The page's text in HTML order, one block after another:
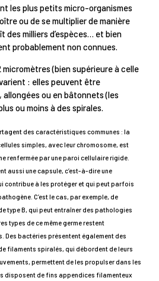
les plus petits micro-organismes
ou de se multiplier de manière
des milliers d’espèces… et bien
probablement non connues.
micromètres (bien supérieure à celle
: elles peuvent être
allongées ou en bâtonnets (les
ou moins à des spirales.
des caractéristiques communes : la
simples, avec leur chromosome, est
renfermée par une paroi cellulaire rigide.
aussi une capsule, c’est-à-dire une
contribue à les protéger et qui peut parfois
C’est le cas, par exemple, de
type B, qui peut entraîner des pathologies
types de ce même germe restent
bactéries présentent également des
filaments spiralés, qui débordent de leurs
permettent de les propulser dans les
disposent de fins appendices filamenteux